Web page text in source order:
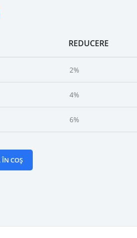
REDUCERE
2%
4%
6%
COȘ